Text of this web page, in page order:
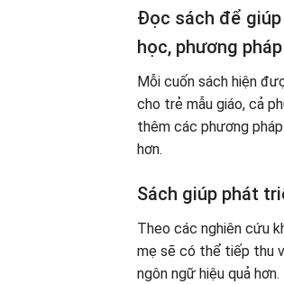
Đọc sách để
học, phương
Mỗi cuốn sách hiện
cho trẻ mẫu giáo, cả
thêm các phương
hơn.
Sách giúp phát
Theo các nghiên cứu
mẹ sẽ có thể tiếp thu
ngôn ngữ hiệu quả hơn.